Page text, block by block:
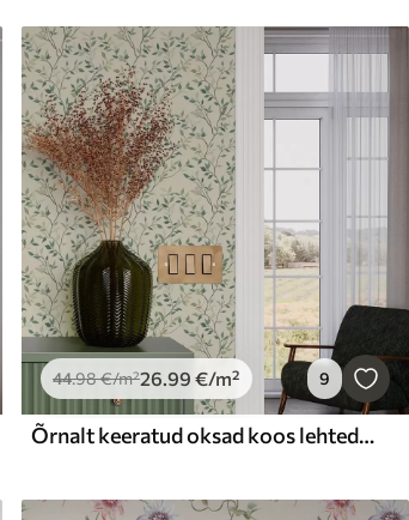
44.98€/m²26.99 €/m² 9
Õrnalt keeratud oksad koos lehtedega